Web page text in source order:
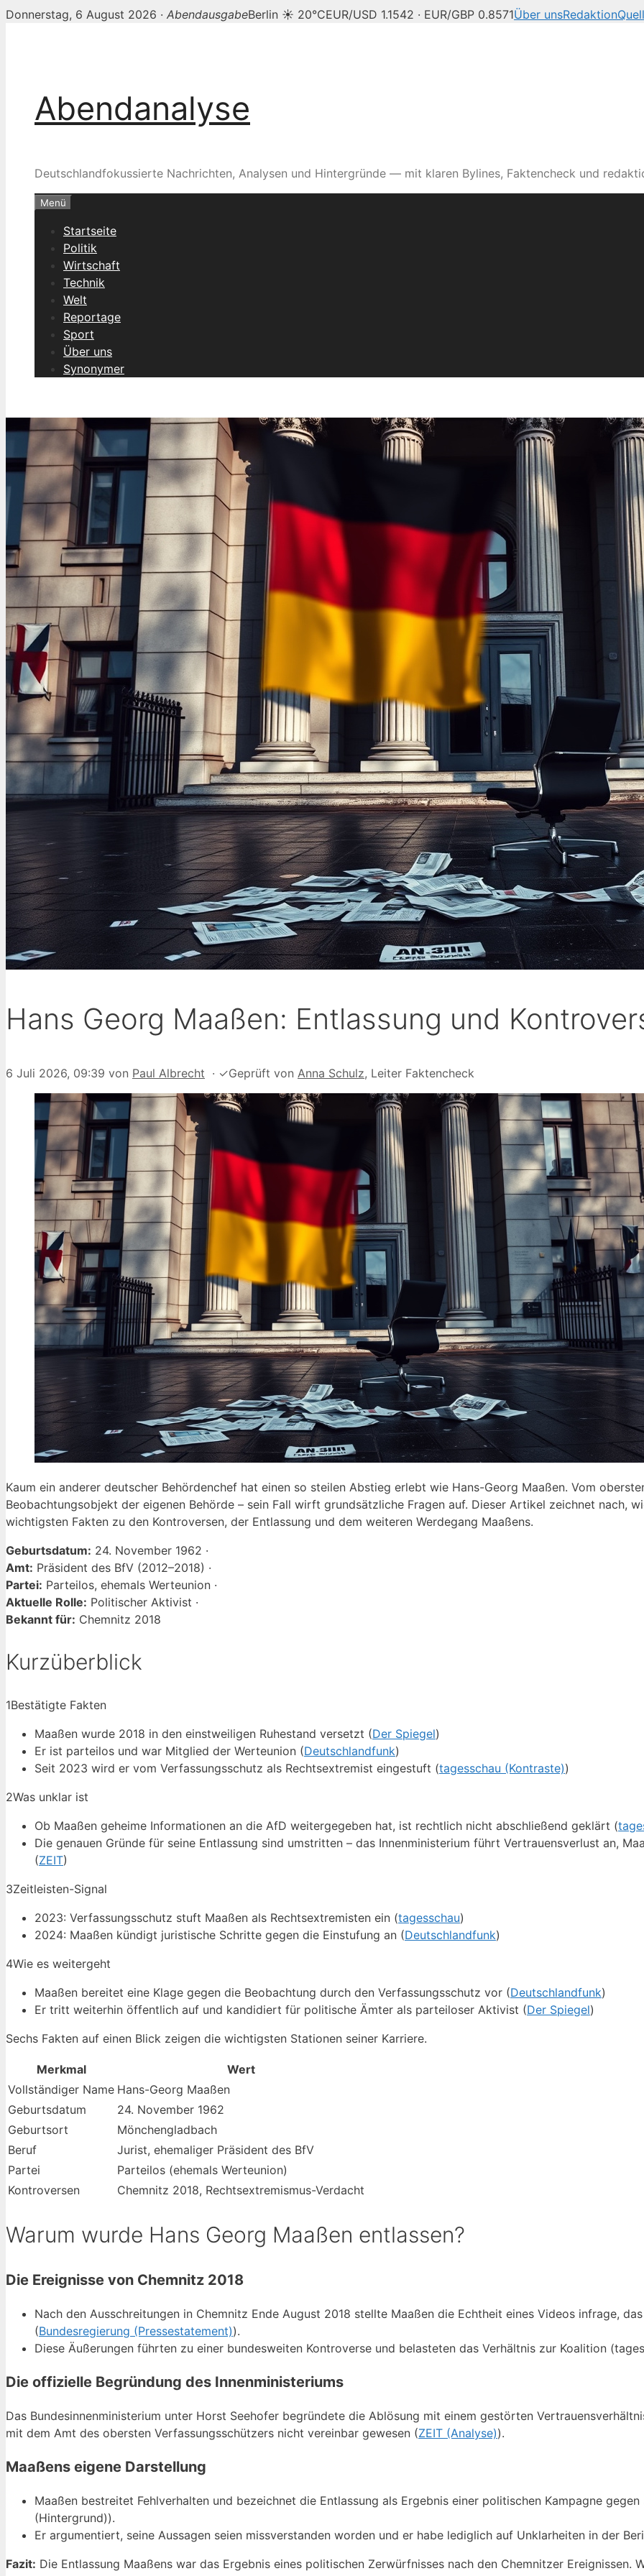
Donnerstag, 6 August 2026 · AbendausgabeBerlin ☀ 20°CEUR/USD 1.1542 · EUR/GBP 0.8571Über unsRedaktion
Abendanalyse
Deutschlandfokussierte Nachrichten, Analysen und Hintergründe — mit klaren Bylines, Faktencheck und
Menü
Startseite
Politik
Wirtschaft
Technik
Welt
Reportage
Sport
Über uns
Synonymer
Hans Georg Maaßen: Entlassung und
6 Juli 2026, 09:39 von Paul Albrecht · ✓Geprüft von Anna Schulz, Leiter Faktencheck
Kaum ein anderer deutscher Behördenchef hat einen so steilen Abstieg erlebt wie Hans-Georg Maaßen. Vom
Beobachtungsobjekt der eigenen Behörde – sein Fall wirft grundsätzliche Fragen auf. Dieser Artikel zeichnet nach,
wichtigsten Fakten zu den Kontroversen, der Entlassung und dem weiteren Werdegang Maaßens.
Geburtsdatum: 24. November 1962 ·
Amt: Präsident des BfV (2012–2018) ·
Partei: Parteilos, ehemals Werteunion ·
Aktuelle Rolle: Politischer Aktivist ·
Bekannt für: Chemnitz 2018
Kurzüberblick
1Bestätigte Fakten
Maaßen wurde 2018 in den einstweiligen Ruhestand versetzt (Der Spiegel)
Er ist parteilos und war Mitglied der Werteunion (Deutschlandfunk)
Seit 2023 wird er vom Verfassungsschutz als Rechtsextremist eingestuft (tagesschau (Kontraste))
2Was unklar ist
Ob Maaßen geheime Informationen an die AfD weitergegeben hat, ist rechtlich nicht abschließend geklärt (
Die genauen Gründe für seine Entlassung sind umstritten – das Innenministerium führt Vertrauensverlust an,
(ZEIT)
3Zeitleisten-Signal
2023: Verfassungsschutz stuft Maaßen als Rechtsextremisten ein (tagesschau)
2024: Maaßen kündigt juristische Schritte gegen die Einstufung an (Deutschlandfunk)
4Wie es weitergeht
Maaßen bereitet eine Klage gegen die Beobachtung durch den Verfassungsschutz vor (Deutschlandfunk)
Er tritt weiterhin öffentlich auf und kandidiert für politische Ämter als parteiloser Aktivist (Der Spiegel)
Sechs Fakten auf einen Blick zeigen die wichtigsten Stationen seiner Karriere.
Merkmal
Wert
Vollständiger Name Hans-Georg Maaßen
Geburtsdatum
24. November 1962
Geburtsort
Mönchengladbach
Beruf
Jurist, ehemaliger Präsident des BfV
Partei
Parteilos (ehemals Werteunion)
Kontroversen
Chemnitz 2018, Rechtsextremismus-Verdacht
Warum wurde Hans Georg Maaßen entlassen?
Die Ereignisse von Chemnitz 2018
Nach den Ausschreitungen in Chemnitz Ende August 2018 stellte Maaßen die Echtheit eines Videos infrage,
(Bundesregierung (Pressestatement)).
Diese Äußerungen führten zu einer bundesweiten Kontroverse und belasteten das Verhältnis zur Koalition
Die offizielle Begründung des Innenministeriums
Das Bundesinnenministerium unter Horst Seehofer begründete die Ablösung mit einem gestörten
mit dem Amt des obersten Verfassungsschützers nicht vereinbar gewesen (ZEIT (Analyse)).
Maaßens eigene Darstellung
Maaßen bestreitet Fehlverhalten und bezeichnet die Entlassung als Ergebnis einer politischen Kampagne
(Hintergrund)).
Er argumentiert, seine Aussagen seien missverstanden worden und er habe lediglich auf Unklarheiten in der
Fazit: Die Entlassung Maaßens war das Ergebnis eines politischen Zerwürfnisses nach den Chemnitzer Ereignissen.